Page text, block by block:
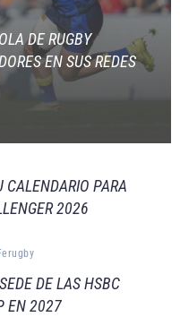
DE RUGBY
EN SUS REDES
CALENDARIO PARA
2026
DE LAS HSBC
EN 2027